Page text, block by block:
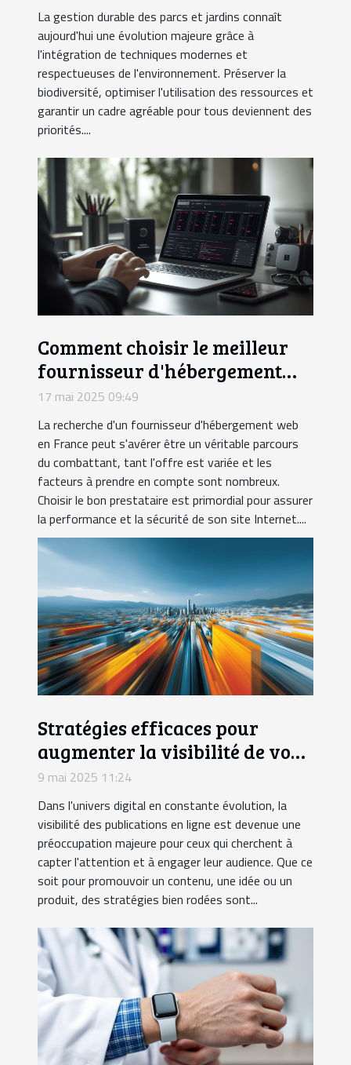
La gestion durable des parcs et jardins connaît
aujourd'hui une évolution majeure grâce à
l'intégration de techniques modernes et
respectueuses de l'environnement. Préserver la
biodiversité, optimiser l'utilisation des ressources et
garantir un cadre agréable pour tous deviennent des
priorités....
Comment choisir le meilleur
fournisseur d'hébergement
web en France ?
17 mai 2025 09:49
La recherche d'un fournisseur d'hébergement web
en France peut s'avérer être un véritable parcours
du combattant, tant l'offre est variée et les
facteurs à prendre en compte sont nombreux.
Choisir le bon prestataire est primordial pour assurer
la performance et la sécurité de son site Internet....
Stratégies efficaces pour
augmenter la visibilité de vos
publications en ligne
9 mai 2025 11:24
Dans l'univers digital en constante évolution, la
visibilité des publications en ligne est devenue une
préoccupation majeure pour ceux qui cherchent à
capter l'attention et à engager leur audience. Que ce
soit pour promouvoir un contenu, une idée ou un
produit, des stratégies bien rodées sont...